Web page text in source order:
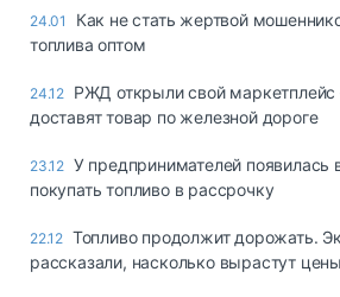
24.01
Как не стать жертвой
топлива оптом
24.12 РЖД открыли свой
доставят товар по железной дороге
23.12 У предпринимателей появилась
покупать топливо в рассрочку
22.12 Топливо продолжит дорожать.
рассказали, насколько вырастут